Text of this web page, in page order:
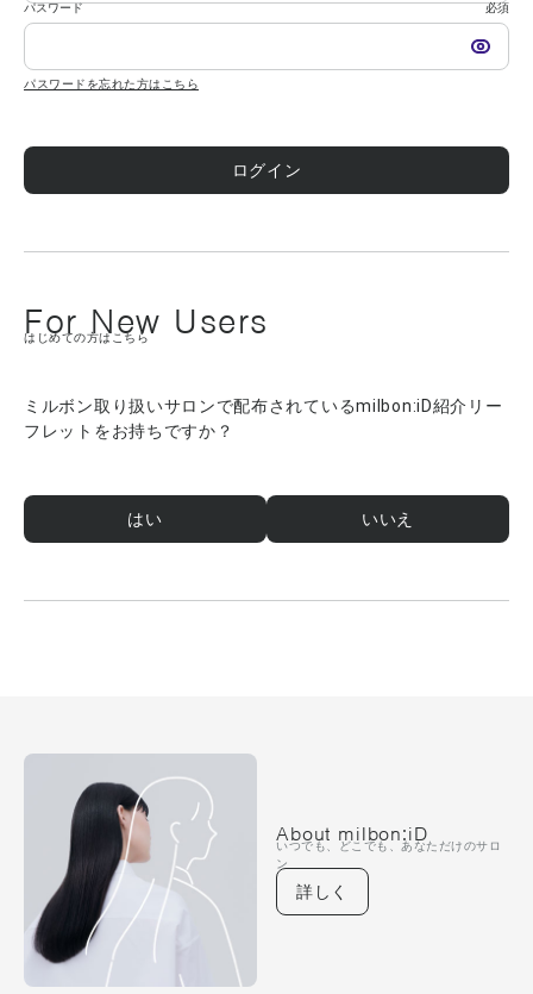
パスワード 必須
パスワードを忘れた方はこちら
ログイン
For New Users
はじめての方はこちら
ミルボン取り扱いサロンで配布されているmilbon:iD紹介リー
フレットをお持ちですか？
はい いいえ
About milbon:iD
いつでも、どこでも、あなただけのサロ
ン
詳しく